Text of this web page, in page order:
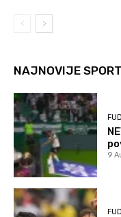
NAJNOVIJE
9